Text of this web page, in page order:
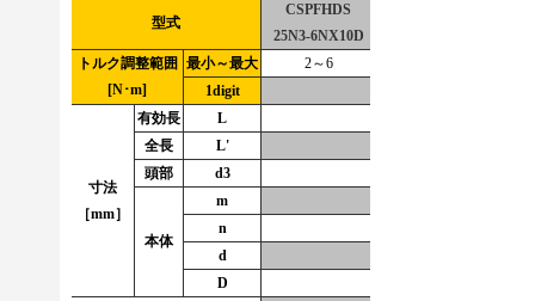
型式
CSPFHDS
25N3-6NX10D
トルク調整範囲
[N･m]
最小～最大 2～6
1digit
寸法
［mm］
有効長 L
全長
L'
頭部
d3
本体
m
n
d
D